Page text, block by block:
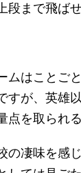
段まで飛ば
ムはことご
すが、英雄
点を取られる
の凄味を感